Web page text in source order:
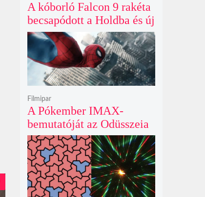
A kóborló Falcon 9 rakéta
becsapódott a Holdba és új
krátert hagyott maga után
A Pókember IMAX-
bemutatóját az Odüsszeia
exkluzív vetítési
időszakának lejárta hozza
el
Filmipar